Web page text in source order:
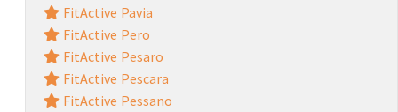
FitActive Pavia
FitActive Pero
FitActive Pesaro
FitActive Pescara
FitActive Pessano